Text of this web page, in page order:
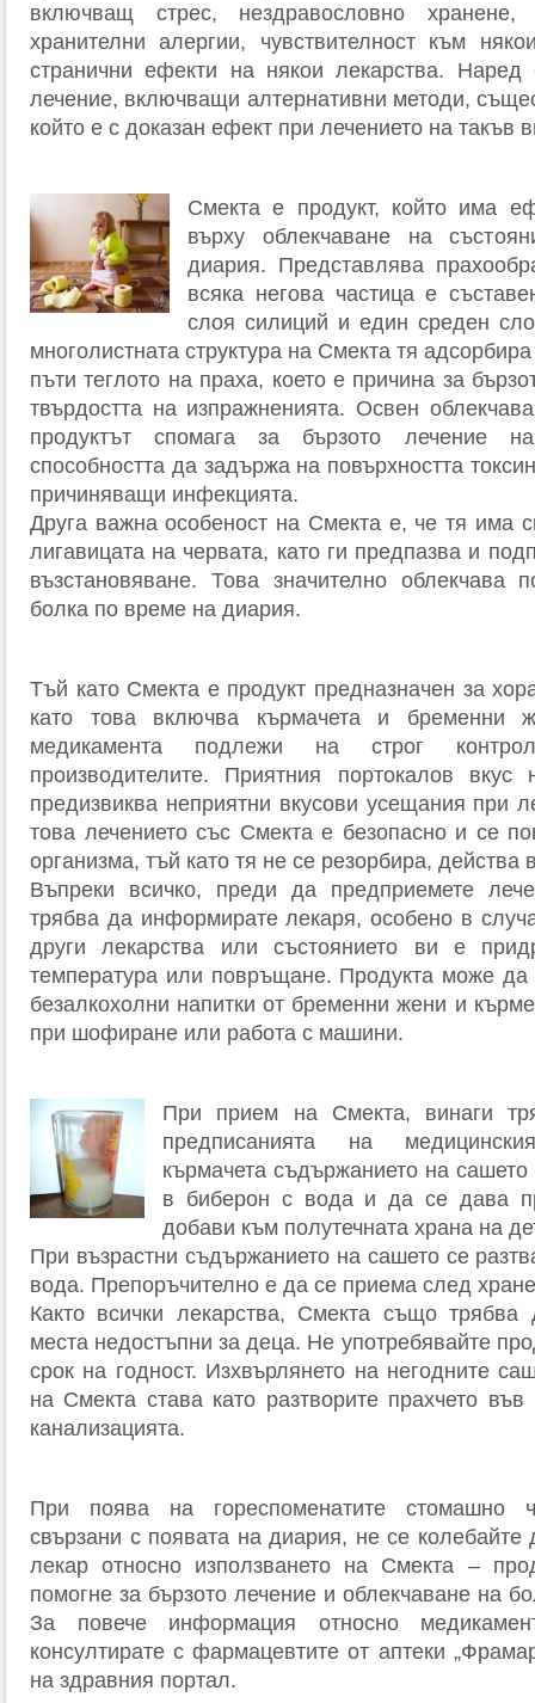
включващ стрес, нездравословно хранене,
хранителни алергии, чувствителност към
странични ефекти на някои лекарства.
лечение, включващи алтернативни методи,
който е с доказан ефект при лечението на такъв
Смекта е продукт, който има
върху облекчаване на
диария. Представлява
всяка негова частица е
слоя силиций и един среден
многолистната структура на Смекта тя
пъти теглото на праха, което е причина за
твърдостта на изпражненията. Освен
продуктът спомага за бързото лечение
способността да задържа на повърхността
причиняващи инфекцията.
Друга важна особеност на Смекта е, че тя има
лигавицата на червата, като ги предпазва и
възстановяване. Това значително облекчава
болка по време на диария.
Тъй като Смекта е продукт предназначен за
като това включва кърмачета и бременни
медикамента подлежи на строг
производителите. Приятния портокалов
предизвиква неприятни вкусови усещания при
това лечението със Смекта е безопасно и се
организма, тъй като тя не се резорбира, действа
Въпреки всичко, преди да предприемете
трябва да информирате лекаря, особено в
други лекарства или състоянието ви е
температура или повръщане. Продукта може
безалкохолни напитки от бременни жени и
при шофиране или работа с машини.
При прием на Смекта, винаги
предписанията на
кърмачета съдържанието на
в биберон с вода и да се дава
добави към полутечната храна на
При възрастни съдържанието на сашето се
вода. Препоръчително е да се приема след
Както всички лекарства, Смекта също
места недостъпни за деца. Не употребявайте
срок на годност. Изхвърлянето на негодните
на Смекта става като разтворите прахчето
канализацията.
При поява на гореспоменатите стомашно
свързани с появата на диария, не се колебайте
лекар относно използването на Смекта –
помогне за бързото лечение и облекчаване на
За повече информация относно
консултирате с фармацевтите от аптеки
на здравния портал.